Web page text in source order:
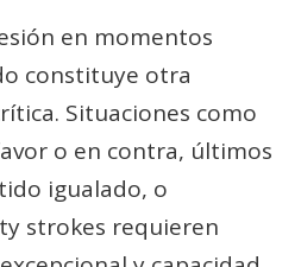
en momentos
constituye otra
Situaciones como
o en contra, últimos
igualado, o
strokes requieren